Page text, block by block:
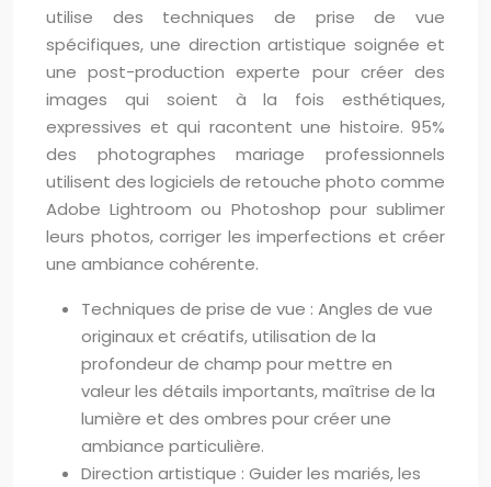
utilise des techniques de prise de vue
spécifiques, une direction artistique soignée et
une post-production experte pour créer des
images qui soient à la fois esthétiques,
expressives et qui racontent une histoire. 95%
des photographes mariage professionnels
utilisent des logiciels de retouche photo comme
Adobe Lightroom ou Photoshop pour sublimer
leurs photos, corriger les imperfections et créer
une ambiance cohérente.
Techniques de prise de vue : Angles de vue
originaux et créatifs, utilisation de la
profondeur de champ pour mettre en
valeur les détails importants, maîtrise de la
lumière et des ombres pour créer une
ambiance particulière.
Direction artistique : Guider les mariés, les